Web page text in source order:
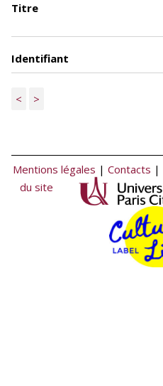
Titre
Identifiant
< >
Mentions légales | Contacts |
du site